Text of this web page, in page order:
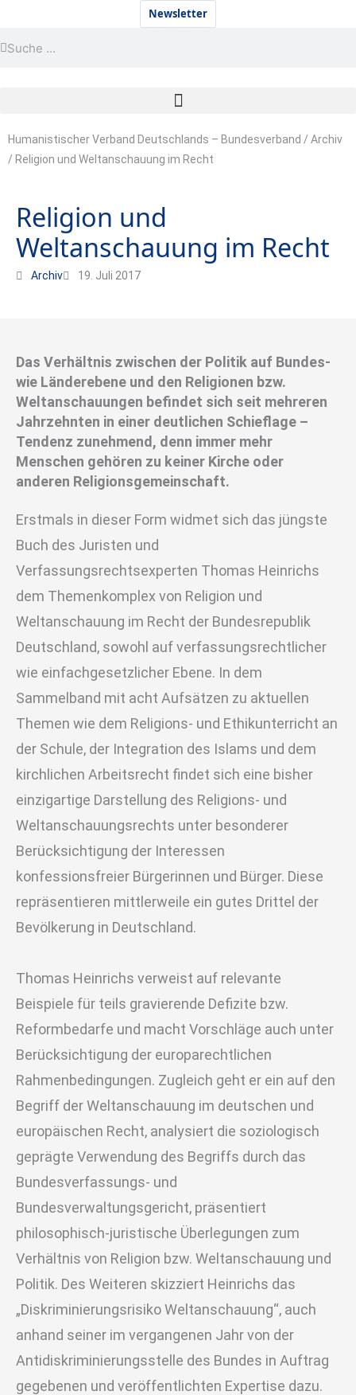
springen
Newsletter
Humanistischer Verband Deutschlands – Bundesverband / Archiv
/ Religion und Weltanschauung im Recht
Religion und
Weltanschauung im Recht
Archiv 19. Juli 2017
Das Verhältnis zwischen der Politik auf Bundes-
wie Länderebene und den Religionen bzw.
Weltanschauungen befindet sich seit mehreren
Jahrzehnten in einer deutlichen Schieflage –
Tendenz zunehmend, denn immer mehr
Menschen gehören zu keiner Kirche oder
anderen Religionsgemeinschaft.
Erstmals in dieser Form widmet sich das jüngste
Buch des Juristen und
Verfassungsrechtsexperten Thomas Heinrichs
dem Themenkomplex von Religion und
Weltanschauung im Recht der Bundesrepublik
Deutschland, sowohl auf verfassungsrechtlicher
wie einfachgesetzlicher Ebene. In dem
Sammelband mit acht Aufsätzen zu aktuellen
Themen wie dem Religions- und Ethikunterricht an
der Schule, der Integration des Islams und dem
kirchlichen Arbeitsrecht findet sich eine bisher
einzigartige Darstellung des Religions- und
Weltanschauungsrechts unter besonderer
Berücksichtigung der Interessen
konfessionsfreier Bürgerinnen und Bürger. Diese
repräsentieren mittlerweile ein gutes Drittel der
Bevölkerung in Deutschland.
Thomas Heinrichs verweist auf relevante
Beispiele für teils gravierende Defizite bzw.
Reformbedarfe und macht Vorschläge auch unter
Berücksichtigung der europarechtlichen
Rahmenbedingungen. Zugleich geht er ein auf den
Begriff der Weltanschauung im deutschen und
europäischen Recht, analysiert die soziologisch
geprägte Verwendung des Begriffs durch das
Bundesverfassungs- und
Bundesverwaltungsgericht, präsentiert
philosophisch-juristische Überlegungen zum
Verhältnis von Religion bzw. Weltanschauung und
Politik. Des Weiteren skizziert Heinrichs das
„Diskriminierungsrisiko Weltanschauung“, auch
anhand seiner im vergangenen Jahr von der
Antidiskriminierungsstelle des Bundes in Auftrag
gegebenen und veröffentlichten Expertise dazu.